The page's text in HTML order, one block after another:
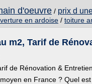
d'oeuvre / prix d
en ardoise / toiture
m2, Tarif de
de Rénovation & Entretien
en France ? Quel